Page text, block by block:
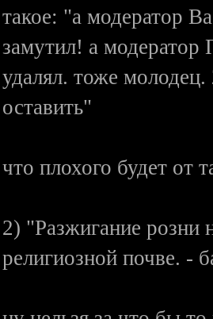
такое: "а модератор
замутил! а модератор
удалял. тоже
оставить"
что плохого будет от
2) "Разжигание розни
религиозной почве. -